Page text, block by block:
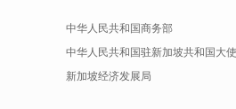
中华人民共和国商务部
中华人民共和国驻新加坡共和国大
新加坡经济发展局